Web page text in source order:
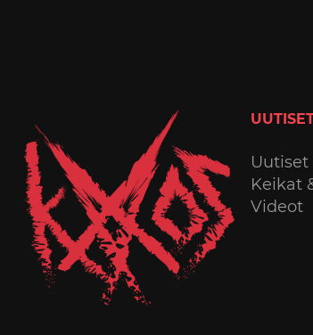
Uutiset
Keikat
Videot